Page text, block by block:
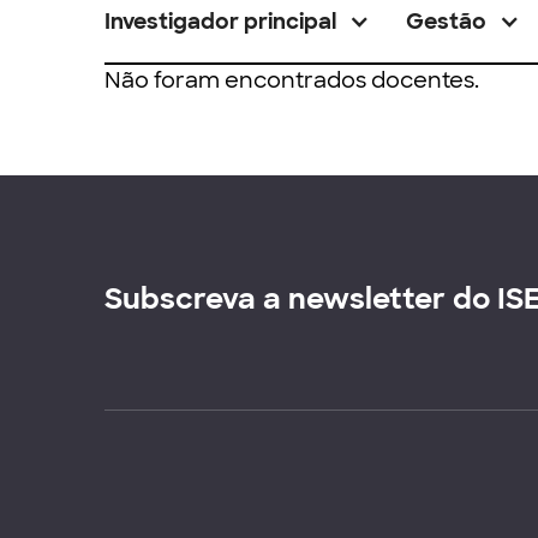
Investigador principal Gestão
Não foram encontrados docentes.
Subscreva a newsletter do